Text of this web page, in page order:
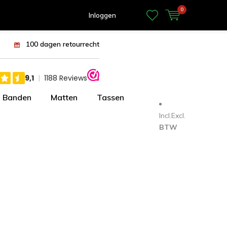
Inloggen
0
100 dagen retourrecht
Banden Matten Tassen
Incl.Excl.
BTW